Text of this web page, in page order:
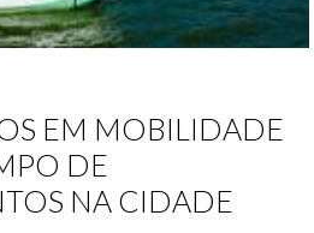
EM MOBILIDADE
DE
NA CIDADE